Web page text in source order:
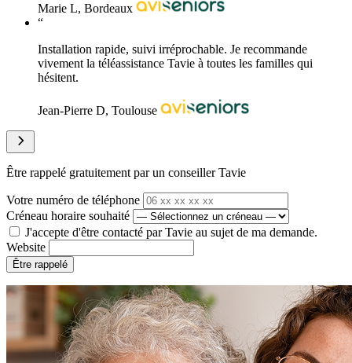
Marie L, Bordeaux
“
Installation rapide, suivi irréprochable. Je recommande
vivement la téléassistance Tavie à toutes les familles qui
hésitent.
Jean-Pierre D, Toulouse
Être rappelé gratuitement par un conseiller Tavie
Votre numéro de téléphone
Créneau horaire souhaité
J'accepte d'être contacté par Tavie au sujet de ma demande.
Website
Être rappelé